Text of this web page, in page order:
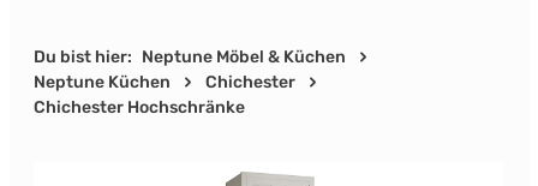
Du bist hier: Neptune Möbel & Küchen
Neptune Küchen
Chichester
Chichester Hochschränke